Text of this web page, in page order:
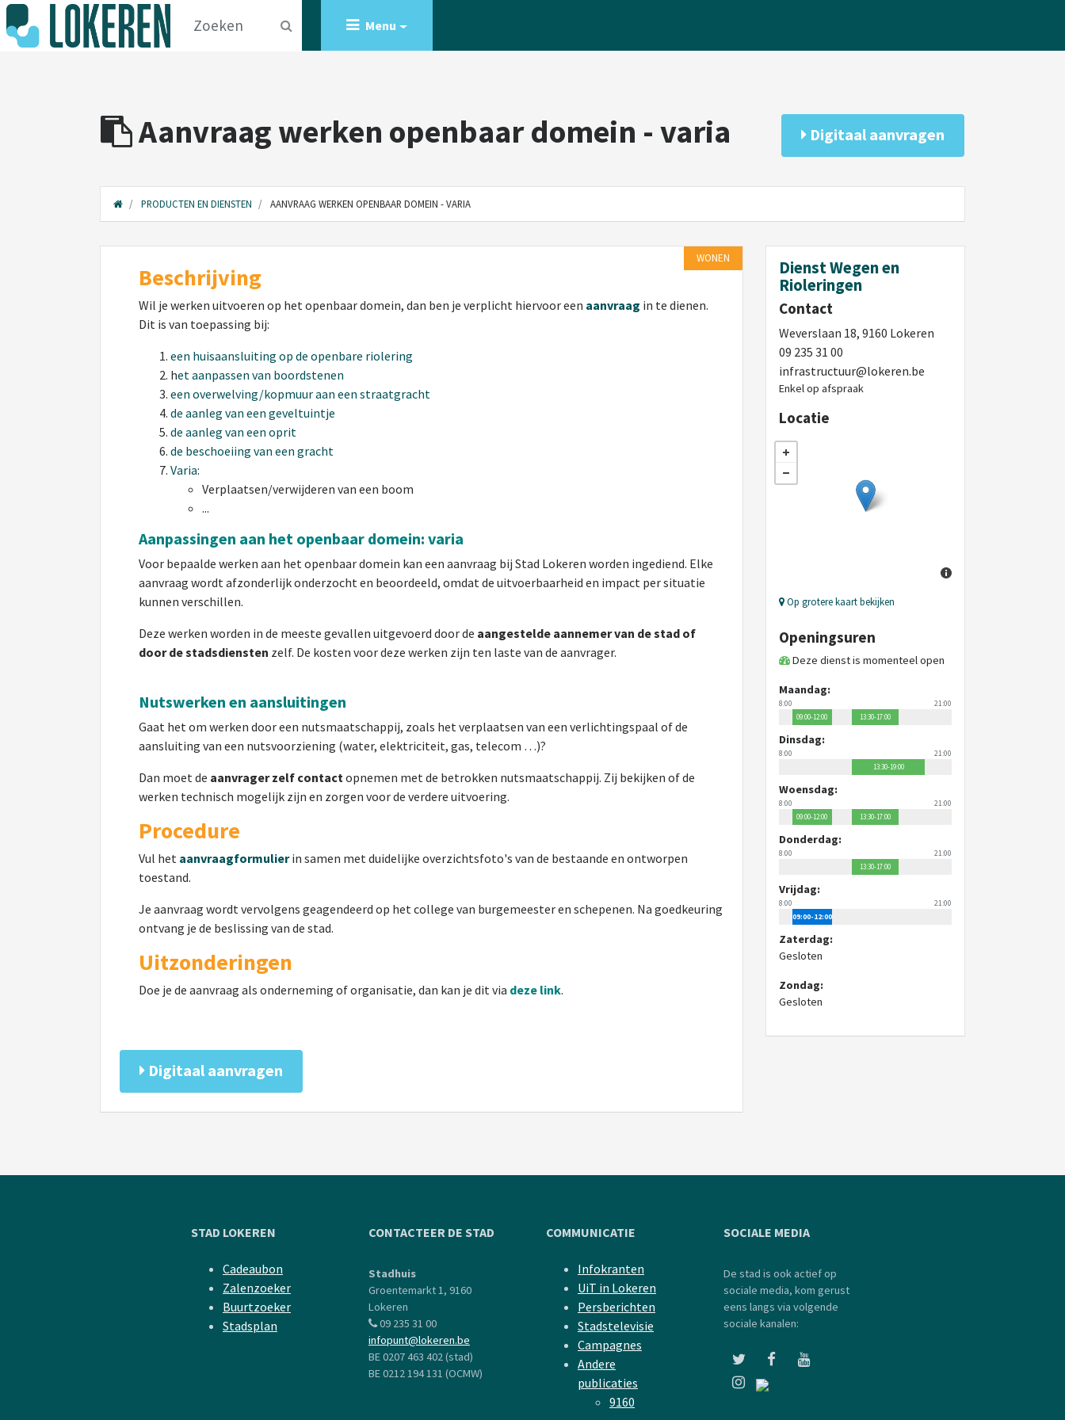
Menu
Aanvraag werken openbaar domein - varia Digitaal aanvragen
PRODUCTEN EN DIENSTEN AANVRAAG WERKEN OPENBAAR DOMEIN - VARIA
WONEN
Beschrijving
Wil je werken uitvoeren op het openbaar domein, dan ben je verplicht hiervoor een aanvraag in te dienen.
Dit is van toepassing bij:
een huisaansluiting op de openbare riolering
het aanpassen van boordstenen
een overwelving/kopmuur aan een straatgracht
de aanleg van een geveltuintje
de aanleg van een oprit
de beschoeiing van een gracht
Varia:
Verplaatsen/verwijderen van een boom
...
Aanpassingen aan het openbaar domein: varia
Voor bepaalde werken aan het openbaar domein kan een aanvraag bij Stad Lokeren worden ingediend. Elke
aanvraag wordt afzonderlijk onderzocht en beoordeeld, omdat de uitvoerbaarheid en impact per situatie
kunnen verschillen.
Deze werken worden in de meeste gevallen uitgevoerd door de aangestelde aannemer van de stad of
door de stadsdiensten zelf. De kosten voor deze werken zijn ten laste van de aanvrager.
Nutswerken en aansluitingen
Gaat het om werken door een nutsmaatschappij, zoals het verplaatsen van een verlichtingspaal of de
aansluiting van een nutsvoorziening (water, elektriciteit, gas, telecom …)?
Dan moet de aanvrager zelf contactopnemen met de betrokken nutsmaatschappij. Zij bekijken of de
werken technisch mogelijk zijn en zorgen voor de verdere uitvoering.
Procedure
Vul het aanvraagformulierin samen met duidelijke overzichtsfoto's van de bestaande en ontworpen
toestand.
Je aanvraag wordt vervolgens geagendeerd op het college van burgemeester en schepenen. Na goedkeuring
ontvang je de beslissing van de stad.
Uitzonderingen
Doe je de aanvraag als onderneming of organisatie, dan kan je dit via deze link.
Digitaal aanvragen
Dienst Wegen en
Rioleringen
Contact
Weverslaan 18, 9160 Lokeren
09 235 31 00
infrastructuur@lokeren.be
Enkel op afspraak
Locatie
Op grotere kaart bekijken
Openingsuren
Deze dienst is momenteel open
Maandag:
8:00 21:00
09:00-12:00 13:30-17:00
Dinsdag:
8:00 21:00
13:30-19:00
Woensdag:
8:00 21:00
09:00-12:00 13:30-17:00
Donderdag:
8:00 21:00
13:30-17:00
Vrijdag:
8:00 21:00
09:00-12:00
Zaterdag:
Gesloten
Zondag:
Gesloten
STAD LOKEREN
Cadeaubon
Zalenzoeker
Buurtzoeker
Stadsplan
CONTACTEER DE STAD
Stadhuis
Groentemarkt 1, 9160
Lokeren
09 235 31 00
infopunt@lokeren.be
BE 0207 463 402 (stad)
BE 0212 194 131 (OCMW)
COMMUNICATIE
Infokranten
UiT in Lokeren
Persberichten
Stadstelevisie
Campagnes
Andere
publicaties
9160
SOCIALE MEDIA
De stad is ook actief op
sociale media, kom gerust
eens langs via volgende
sociale kanalen: